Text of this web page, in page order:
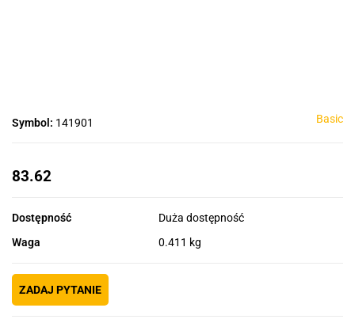
Symbol: 141901 Basic
83.62
Dostępność
Duża dostępność
Waga
0.411 kg
ZADAJ PYTANIE